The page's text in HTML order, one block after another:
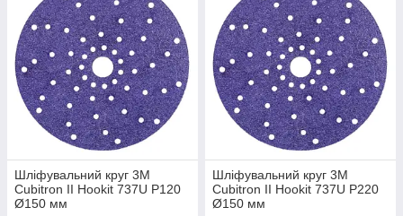
Шліфувальний круг 3M
Cubitron II Hookit 737U P120
Ø150 мм
Шліфувальний круг 3M
Cubitron II Hookit 737U P220
Ø150 мм